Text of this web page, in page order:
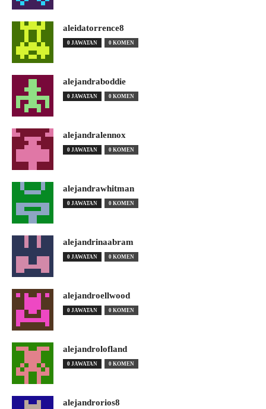
aleidatorrence8
0 JAWATAN 0 KOMEN
alejandraboddie
0 JAWATAN 0 KOMEN
alejandralennox
0 JAWATAN 0 KOMEN
alejandrawhitman
0 JAWATAN 0 KOMEN
alejandrinaabram
0 JAWATAN 0 KOMEN
alejandroellwood
0 JAWATAN 0 KOMEN
alejandrolofland
0 JAWATAN 0 KOMEN
alejandrorios8